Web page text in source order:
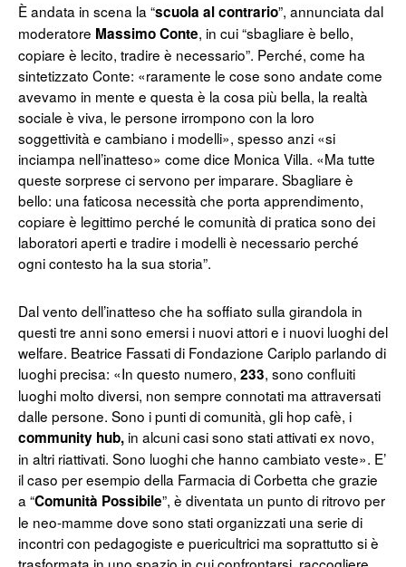
È andata in scena la “scuola al contrario”, annunciata dal
moderatore Massimo Conte, in cui “sbagliare è bello,
copiare è lecito, tradire è necessario”. Perché, come ha
sintetizzato Conte: «raramente le cose sono andate come
avevamo in mente e questa è la cosa più bella, la realtà
sociale è viva, le persone irrompono con la loro
soggettività e cambiano i modelli», spesso anzi «si
inciampa nell’inatteso» come dice Monica Villa. «Ma tutte
queste sorprese ci servono per imparare. Sbagliare è
bello: una faticosa necessità che porta apprendimento,
copiare è legittimo perché le comunità di pratica sono dei
laboratori aperti e tradire i modelli è necessario perché
ogni contesto ha la sua storia”.
Dal vento dell’inatteso che ha soffiato sulla girandola in
questi tre anni sono emersi i nuovi attori e i nuovi luoghi del
welfare. Beatrice Fassati di Fondazione Cariplo parlando di
luoghi precisa: «In questo numero, 233, sono confluiti
luoghi molto diversi, non sempre connotati ma attraversati
dalle persone. Sono i punti di comunità, gli hop cafè, i
community hub, in alcuni casi sono stati attivati ex novo,
in altri riattivati. Sono luoghi che hanno cambiato veste». E’
il caso per esempio della Farmacia di Corbetta che grazie
a “Comunità Possibile”, è diventata un punto di ritrovo per
le neo-mamme dove sono stati organizzati una serie di
incontri con pedagogiste e puericultrici ma soprattutto si è